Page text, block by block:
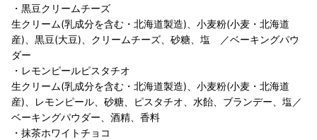
・黒豆クリームチーズ
生クリーム(乳成分を含む・北海道製造)、小麦粉(小麦・北海道
産)、黒豆(大豆)、クリームチーズ、砂糖、塩 ／ベーキングパウ
ダー
・レモンピールピスタチオ
生クリーム(乳成分を含む・北海道製造)、小麦粉(小麦・北海道
産)、レモンピール、砂糖、ピスタチオ、水飴、ブランデー、塩／
ベーキングパウダー、酒精、香料
・抹茶ホワイトチョコ